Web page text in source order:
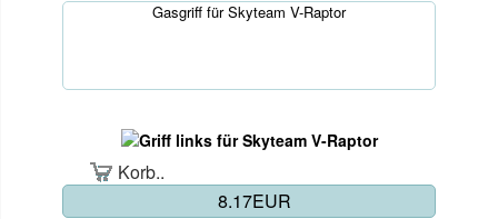
Gasgriff für Skyteam V-Raptor
Korb..
8.17EUR